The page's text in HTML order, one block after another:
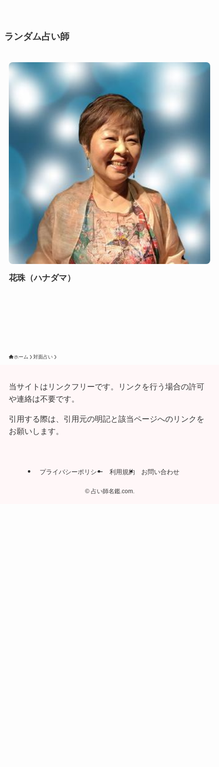
ン
ランダム占い師
花珠（ハナダマ）
ホーム 対面占い
当サイトはリンクフリーです。リンクを行う場合の許可
や連絡は不要です。
引用する際は、引用元の明記と該当ページへのリンクを
お願いします。
プライバシーポリシー 利用規約 お問い合わせ
©占い師名鑑.com.